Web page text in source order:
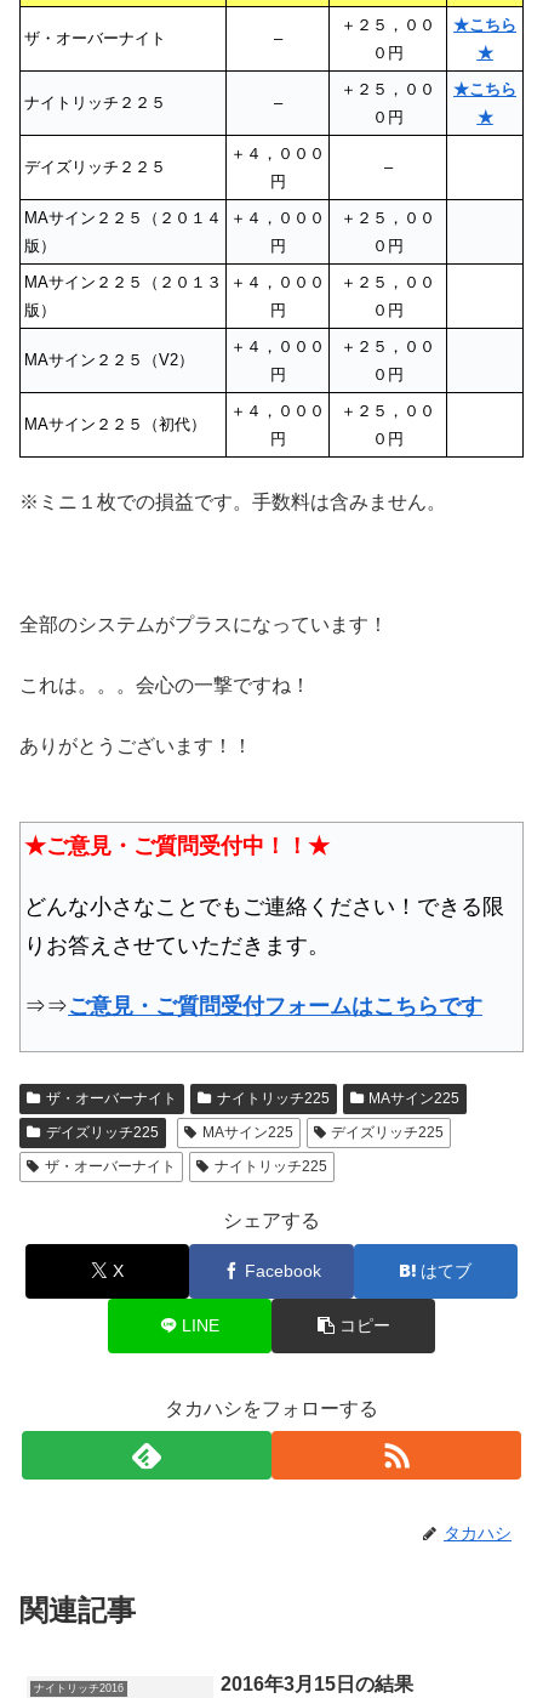
ザ・オーバーナイト –
＋２５，００
０円
★こちら
★
ナイトリッチ２２５ –
＋２５，００
０円
★こちら
★
デイズリッチ２２５
＋４，０００
円
–
MAサイン２２５（２０１４
版）
＋４，０００
円
＋２５，００
０円
MAサイン２２５（２０１３
版）
＋４，０００
円
＋２５，００
０円
MAサイン２２５（V2）
＋４，０００
円
＋２５，００
０円
MAサイン２２５（初代）
＋４，０００
円
＋２５，００
０円
※ミニ１枚での損益です。手数料は含みません。
全部のシステムがプラスになっています！
これは。。。会心の一撃ですね！
ありがとうございます！！
★ご意見・ご質問受付中！！★
どんな小さなことでもご連絡ください！できる限
りお答えさせていただきます。
⇒⇒ご意見・ご質問受付フォームはこちらです
ザ・オーバーナイト ナイトリッチ225
MAサイン225
デイズリッチ225
MAサイン225
デイズリッチ225
ザ・オーバーナイト
ナイトリッチ225
シェアする
X Facebook はてブ
LINE コピー
タカハシをフォローする
タカハシ
関連記事
ナイトリッチ2016 2016年3月15日の結果